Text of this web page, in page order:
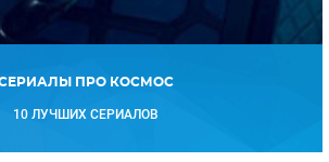
ПРО КОСМОС
10 ЛУЧШИХ СЕРИАЛОВ